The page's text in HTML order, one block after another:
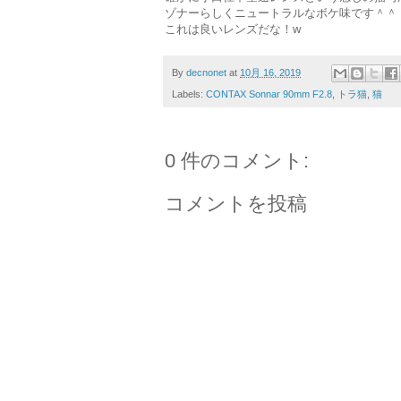
ゾナーらしくニュートラルなボケ味です＾＾
これは良いレンズだな！w
By decnonet at 10月 16, 2019
Labels: CONTAX Sonnar 90mm F2.8, トラ猫, 猫
0 件のコメント:
コメントを投稿